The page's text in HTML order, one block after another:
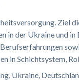
Ziel
in der Ukraine und in
in Schichtsystem,
Ukraine,